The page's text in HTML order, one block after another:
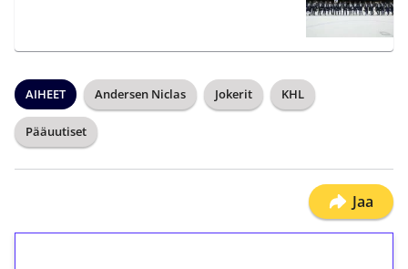
AIHEET Andersen Niclas Jokerit KHL
Pääuutiset
Jaa